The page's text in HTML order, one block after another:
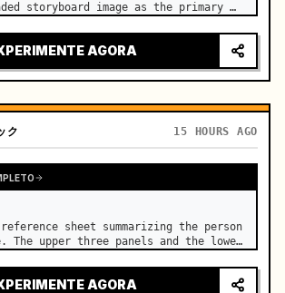
storyboard image as the primary
design, environment, emotional
and shot order.AGORA
ク 15 HOURS AGO
sheet summarizing the person
The upper three panels and the lower
body type, costume, and whole body
appearing alone in the vi…
AGORA